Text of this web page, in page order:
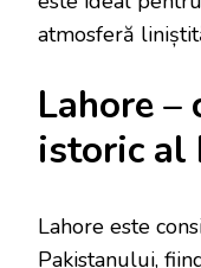
atmosferă
Lahore
istoric al
Lahore este
Pakistanului,